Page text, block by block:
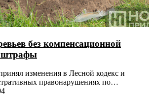
без компенсационной
штрафы
изменения в Лесной кодекс и
правонарушениях по
ПМР